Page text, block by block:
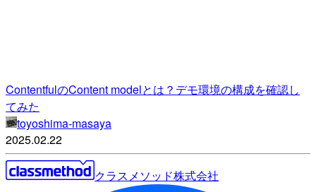
ContentfulのContent modelとは？デモ環境の構成を確認し
てみた
toyoshima-masaya
2025.02.22
クラスメソッド株式会社